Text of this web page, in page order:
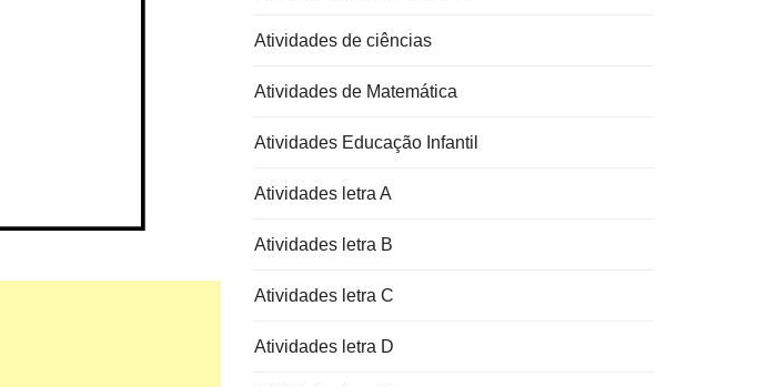
Atividades de ciências
Atividades de Matemática
Atividades Educação Infantil
Atividades letra A
Atividades letra B
Atividades letra C
Atividades letra D